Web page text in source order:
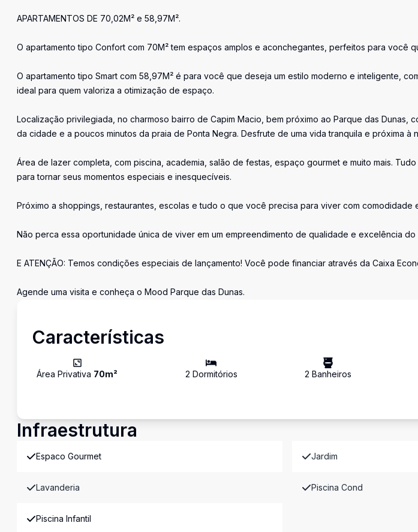
APARTAMENTOS DE 70,02M² e 58,97M².
O apartamento tipo Confort com 70M² tem espaços amplos e aconchegantes, perfeitos para você
O apartamento tipo Smart com 58,97M² é para você que deseja um estilo moderno e inteligente,
ideal para quem valoriza a otimização de espaço.
Localização privilegiada, no charmoso bairro de Capim Macio, bem próximo ao Parque das Dunas,
da cidade e a poucos minutos da praia de Ponta Negra. Desfrute de uma vida tranquila e próxima à
Área de lazer completa, com piscina, academia, salão de festas, espaço gourmet e muito mais.
para tornar seus momentos especiais e inesquecíveis.
Próximo a shoppings, restaurantes, escolas e tudo o que você precisa para viver com comodidade
Não perca essa oportunidade única de viver em um empreendimento de qualidade e excelência do
E ATENÇÃO: Temos condições especiais de lançamento! Você pode financiar através da Caixa
Agende uma visita e conheça o Mood Parque das Dunas.
Características
Área Privativa 70m² 2 Dormitórios 2 Banheiros
Infraestrutura
Espaco Gourmet Jardim
Lavanderia Piscina Cond
Piscina Infantil